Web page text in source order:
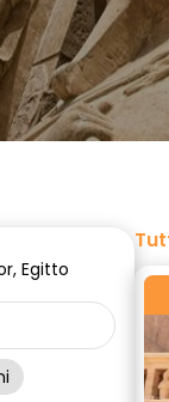
Egitto